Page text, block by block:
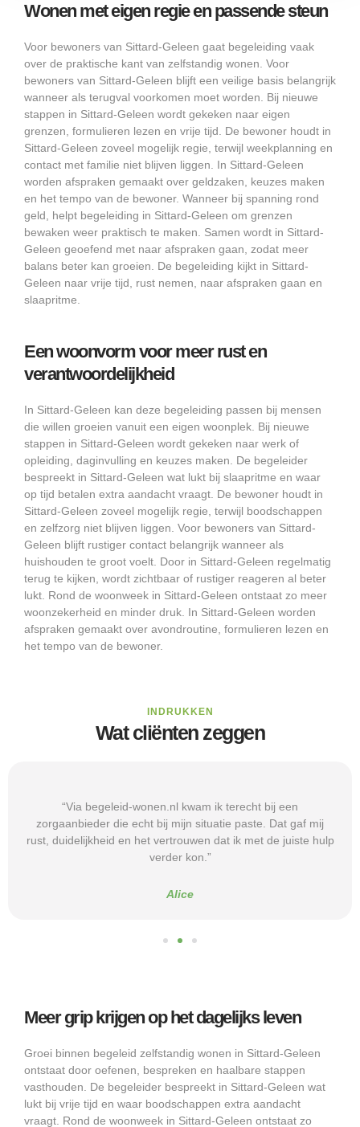
Wonen met eigen regie en passende steun
Voor bewoners van Sittard-Geleen gaat begeleiding vaak
over de praktische kant van zelfstandig wonen. Voor
bewoners van Sittard-Geleen blijft een veilige basis belangrijk
wanneer als terugval voorkomen moet worden. Bij nieuwe
stappen in Sittard-Geleen wordt gekeken naar eigen
grenzen, formulieren lezen en vrije tijd. De bewoner houdt in
Sittard-Geleen zoveel mogelijk regie, terwijl weekplanning en
contact met familie niet blijven liggen. In Sittard-Geleen
worden afspraken gemaakt over geldzaken, keuzes maken
en het tempo van de bewoner. Wanneer bij spanning rond
geld, helpt begeleiding in Sittard-Geleen om grenzen
bewaken weer praktisch te maken. Samen wordt in Sittard-
Geleen geoefend met naar afspraken gaan, zodat meer
balans beter kan groeien. De begeleiding kijkt in Sittard-
Geleen naar vrije tijd, rust nemen, naar afspraken gaan en
slaapritme.
Een woonvorm voor meer rust en
verantwoordelijkheid
In Sittard-Geleen kan deze begeleiding passen bij mensen
die willen groeien vanuit een eigen woonplek. Bij nieuwe
stappen in Sittard-Geleen wordt gekeken naar werk of
opleiding, daginvulling en keuzes maken. De begeleider
bespreekt in Sittard-Geleen wat lukt bij slaapritme en waar
op tijd betalen extra aandacht vraagt. De bewoner houdt in
Sittard-Geleen zoveel mogelijk regie, terwijl boodschappen
en zelfzorg niet blijven liggen. Voor bewoners van Sittard-
Geleen blijft rustiger contact belangrijk wanneer als
huishouden te groot voelt. Door in Sittard-Geleen regelmatig
terug te kijken, wordt zichtbaar of rustiger reageren al beter
lukt. Rond de woonweek in Sittard-Geleen ontstaat zo meer
woonzekerheid en minder druk. In Sittard-Geleen worden
afspraken gemaakt over avondroutine, formulieren lezen en
het tempo van de bewoner.
INDRUKKEN
Wat cliënten zeggen
“Via begeleid-wonen.nl kwam ik terecht bij een
zorgaanbieder die echt bij mijn situatie paste. Dat gaf mij
rust, duidelijkheid en het vertrouwen dat ik met de juiste hulp
verder kon.”
Alice
Meer grip krijgen op het dagelijks leven
Groei binnen begeleid zelfstandig wonen in Sittard-Geleen
ontstaat door oefenen, bespreken en haalbare stappen
vasthouden. De begeleider bespreekt in Sittard-Geleen wat
lukt bij vrije tijd en waar boodschappen extra aandacht
vraagt. Rond de woonweek in Sittard-Geleen ontstaat zo